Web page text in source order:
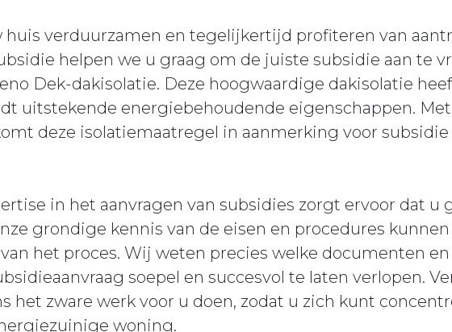
huis verduurzamen en tegelijkertijd profiteren van
helpen we u graag om de juiste subsidie aan te
Dek-dakisolatie. Deze hoogwaardige dakisolatie
uitstekende energiebehoudende eigenschappen.
deze isolatiemaatregel in aanmerking voor
in het aanvragen van subsidies zorgt ervoor dat u
grondige kennis van de eisen en procedures
het proces. Wij weten precies welke documenten
soepel en succesvol te laten verlopen.
het zware werk voor u doen, zodat u zich kunt
woning.